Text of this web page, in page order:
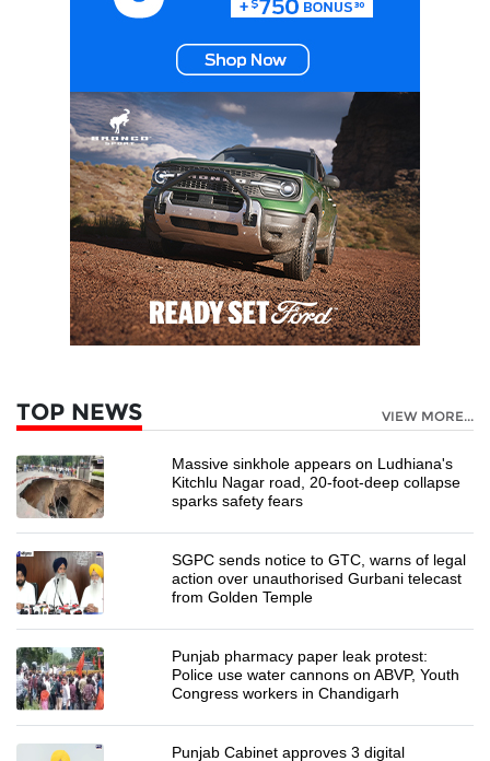
TOP NEWS VIEW MORE...
Massive sinkhole appears on Ludhiana's
Kitchlu Nagar road, 20-foot-deep collapse
sparks safety fears
SGPC sends notice to GTC, warns of legal
action over unauthorised Gurbani telecast
from Golden Temple
Punjab pharmacy paper leak protest:
Police use water cannons on ABVP, Youth
Congress workers in Chandigarh
Punjab Cabinet approves 3 digital